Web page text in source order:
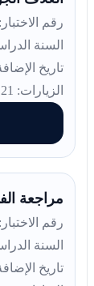
رقم الاختبار: 118
السنة الدراسية:
تاريخ الإضافة: 10-05-
الزيارات: 121
مراجعة
رقم الاختبار: 117
السنة الدراسية:
تاريخ الإضافة: 10-05-